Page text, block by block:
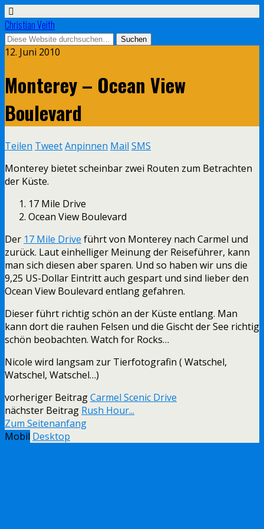
Christian Veith
12. Juni 2010
Monterey – Ocean View
Boulevard
Teilen TweetAnpinnen Mail SMS
Monterey bietet scheinbar zwei Routen zum Betrachten
der Küste.
17 Mile Drive
Ocean View Boulevard
Der 17 Mile Drive führt von Monterey nach Carmel und
zurück. Laut einhelliger Meinung der Reiseführer, kann
man sich diesen aber sparen. Und so haben wir uns die
9,25 US-Dollar Eintritt auch gespart und sind lieber den
Ocean View Boulevard entlang gefahren.
Dieser führt richtig schön an der Küste entlang. Man
kann dort die rauhen Felsen und die Gischt der See richtig
schön beobachten. Watch for Rocks…
Nicole wird langsam zur Tierfotografin ( Watschel,
Watschel, Watschel…)
vorheriger BeitragCarmel Scenic Drive
nächster Beitrag Rush Hour...
Zum Seitenanfang
Mobil Desktop